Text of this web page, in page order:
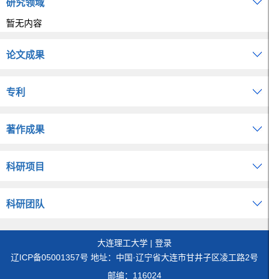
研究领域
暂无内容
论文成果
专利
著作成果
科研项目
科研团队
大连理工大学 | 登录
辽ICP备05001357号 地址：中国·辽宁省大连市甘井子区凌工路2号
邮编：116024